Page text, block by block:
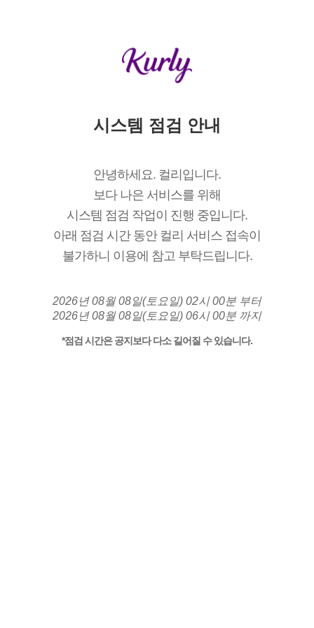
시스템 점검 안내
안녕하세요. 컬리입니다.
보다 나은 서비스를 위해
시스템 점검 작업이 진행 중입니다.
아래 점검 시간 동안 컬리 서비스 접속이
불가하니 이용에 참고 부탁드립니다.
2026년 08월 08일(토요일) 02시 00분 부터
2026년 08월 08일(토요일) 06시 00분 까지
*점검 시간은 공지보다 다소 길어질 수 있습니다.